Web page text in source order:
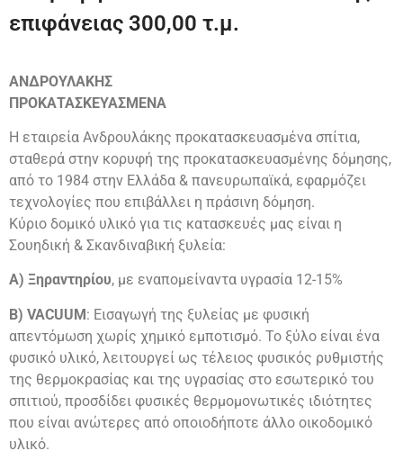
επιφάνειας 300,00 τ.μ.
ΑΝΔΡΟΥΛΑΚΗΣ
ΠΡΟΚΑΤΑΣΚΕΥΑΣΜΕΝΑ
Η εταιρεία Ανδρουλάκης προκατασκευασμένα σπίτια,
σταθερά στην κορυφή της προκατασκευασμένης δόμησης,
από το 1984 στην Ελλάδα & πανευρωπαϊκά, εφαρμόζει
τεχνολογίες που επιβάλλει η πράσινη δόμηση.
Κύριο δομικό υλικό για τις κατασκευές μας είναι η
Σουηδική & Σκανδιναβική ξυλεία:
Α) Ξηραντηρίου, με εναπομείναντα υγρασία 12-15%
Β) VACUUM: Εισαγωγή της ξυλείας με φυσική
απεντόμωση χωρίς χημικό εμποτισμό. Το ξύλο είναι ένα
φυσικό υλικό, λειτουργεί ως τέλειος φυσικός ρυθμιστής
της θερμοκρασίας και της υγρασίας στο εσωτερικό του
σπιτιού, προσδίδει φυσικές θερμομονωτικές ιδιότητες
που είναι ανώτερες από οποιοδήποτε άλλο οικοδομικό
υλικό.